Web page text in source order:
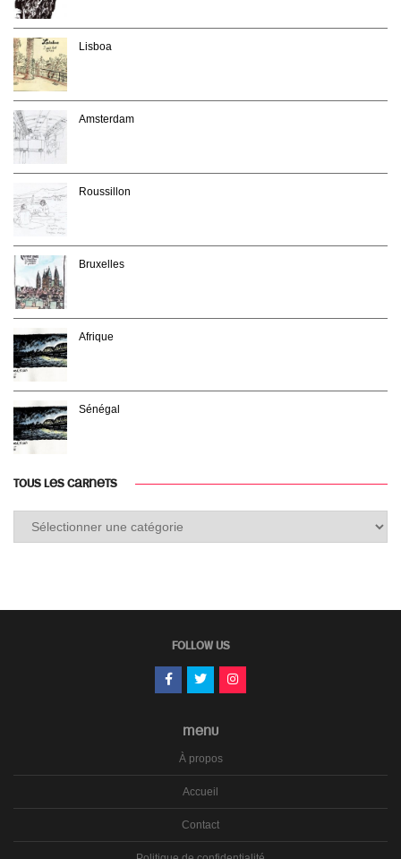
Lisboa
Amsterdam
Roussillon
Bruxelles
Afrique
Sénégal
TOUS LES CARNETS
FOLLOW US
MENU
À propos
Accueil
Contact